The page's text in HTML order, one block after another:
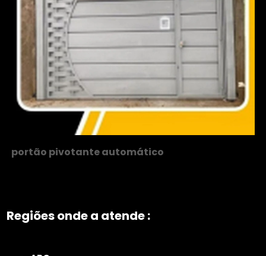
portão pivotante automático
Regiões onde a atende :